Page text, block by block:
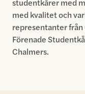
med kvalitet och
representanter
Förenade
Chalmers.